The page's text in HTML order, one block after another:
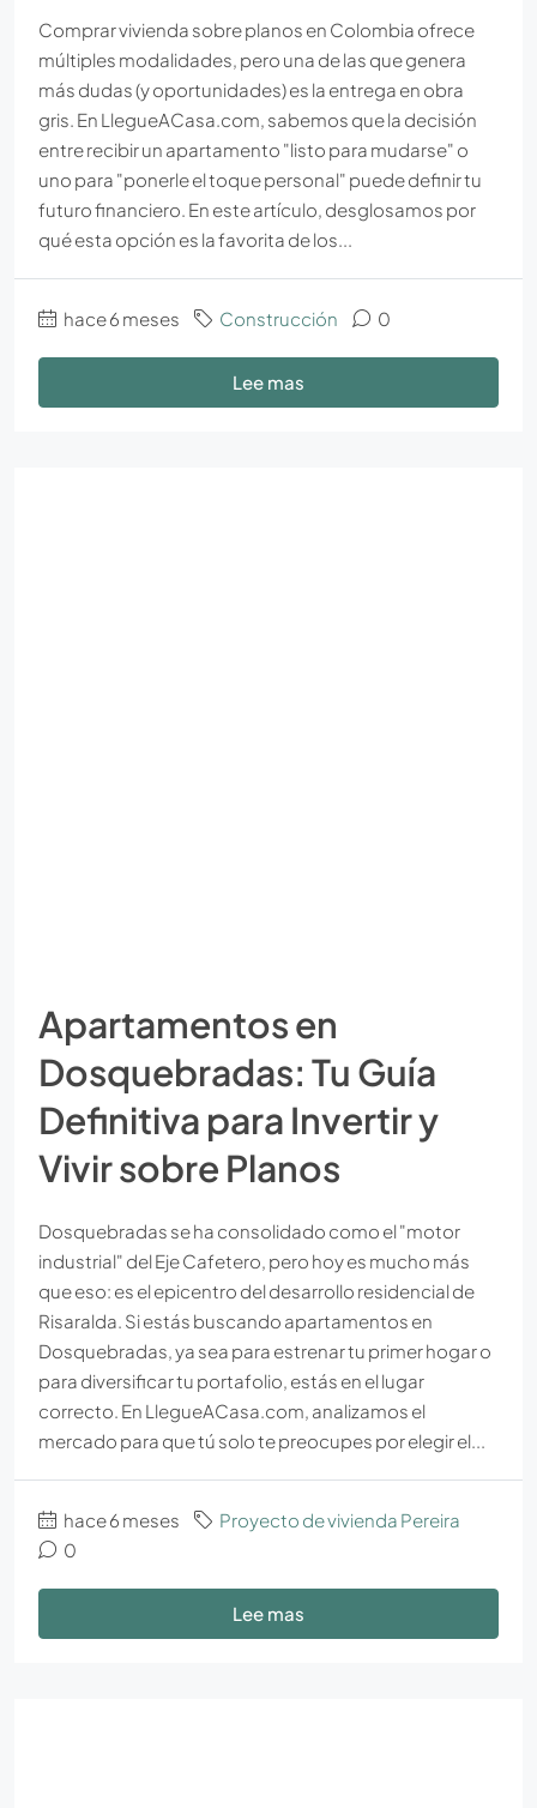
Comprar vivienda sobre planos en Colombia ofrece
múltiples modalidades, pero una de las que genera
más dudas (y oportunidades) es la entrega en obra
gris. En LlegueACasa.com, sabemos que la decisión
entre recibir un apartamento "listo para mudarse" o
uno para "ponerle el toque personal" puede definir tu
futuro financiero. En este artículo, desglosamos por
qué esta opción es la favorita de los...
hace 6 meses Construcción 0
Lee mas
Apartamentos en
Dosquebradas: Tu Guía
Definitiva para Invertir y
Vivir sobre Planos
Dosquebradas se ha consolidado como el "motor
industrial" del Eje Cafetero, pero hoy es mucho más
que eso: es el epicentro del desarrollo residencial de
Risaralda. Si estás buscando apartamentos en
Dosquebradas, ya sea para estrenar tu primer hogar o
para diversificar tu portafolio, estás en el lugar
correcto. En LlegueACasa.com, analizamos el
mercado para que tú solo te preocupes por elegir el...
hace 6 meses
Proyecto de vivienda Pereira
0
Lee mas